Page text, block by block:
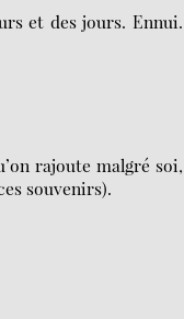
et des jours. Ennui.
rajoute malgré soi,
souvenirs).